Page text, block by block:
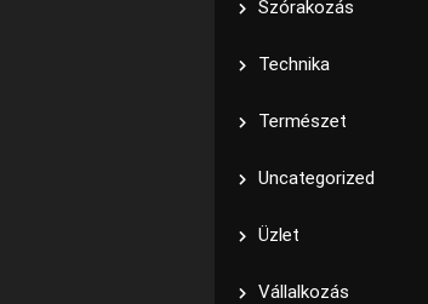
Szórakozás
Technika
Természet
Uncategorized
Üzlet
Vállalkozás